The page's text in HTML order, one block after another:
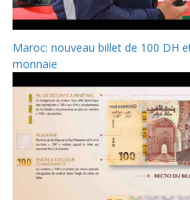
Maroc: nouveau billet de 100 DH
monnaie